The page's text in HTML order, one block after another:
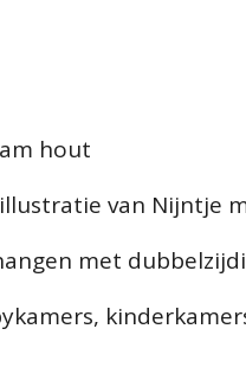
hout
van Nijntje
met